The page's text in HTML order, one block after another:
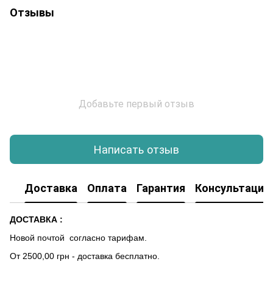
Отзывы
Добавьте первый отзыв
Написать отзыв
Доставка Оплата Гарантия Консультация
ДОСТАВКА :
Новой почтой согласно тарифам.
От 2500,00 грн - доставка бесплатно.